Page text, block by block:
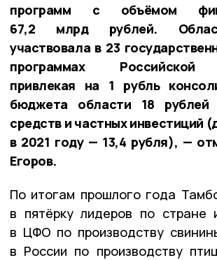
программ с объёмом
67,2 млрд рублей.
участвовала в 23
программах Российской
привлекая на 1 рубль
бюджета области 18 рублей
средств и частных инвестиций
в 2021 году — 13,4 рубля), —
Егоров.
По итогам прошлого года
в пятёрку лидеров по
в ЦФО по производству
в России по производству